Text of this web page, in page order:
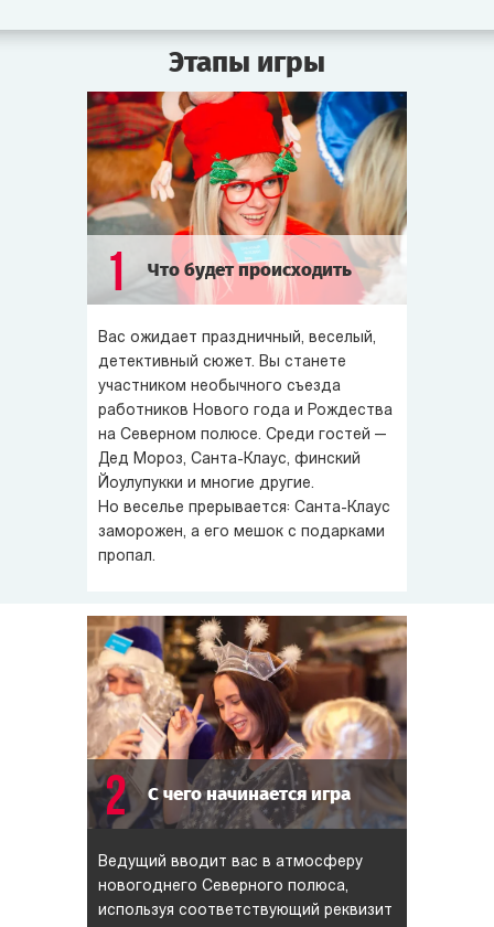
заморозил. Надо найти виновного!
Этапы игры
1 Что будет происходить
Вас ожидает праздничный, веселый,
детективный сюжет. Вы станете
участником необычного съезда
работников Нового года и Рождества
на Северном полюсе. Среди гостей —
Дед Мороз, Санта-Клаус, финский
Йоулупукки и многие другие.
Но веселье прерывается: Санта-Клаус
заморожен, а его мешок с подарками
пропал.
2 С чего начинается игра
Ведущий вводит вас в атмосферу
новогоднего Северного полюса,
используя соответствующий реквизит